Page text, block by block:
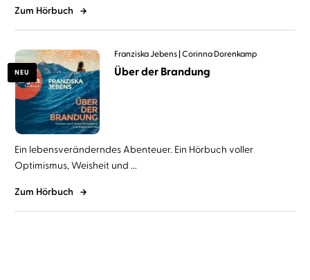
Zum Hörbuch
NEU
Franziska Jebens Corinna Dorenkamp
Über der Brandung
Ein lebensveränderndes Abenteuer. Ein Hörbuch voller
Optimismus, Weisheit und ...
Zum Hörbuch